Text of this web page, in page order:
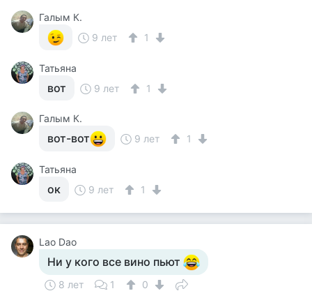
Галым К.
9 лет
1
Татьяна
вот 9 лет 1
Галым К.
вот-вот 9 лет 1
Татьяна
ок 9 лет 1
Lao Dao
Ни у кого все вино пьют
8 лет 1 0